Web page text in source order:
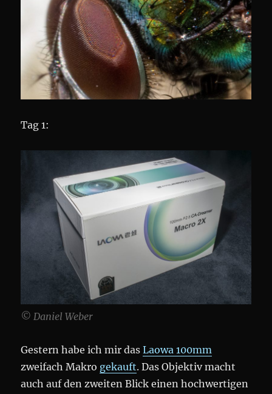
Tag 1:
© Daniel Weber
Gestern habe ich mir dasLaowa 100mm
zweifach Makro gekauft. Das Objektiv macht
auch auf den zweiten Blick einen hochwertigen